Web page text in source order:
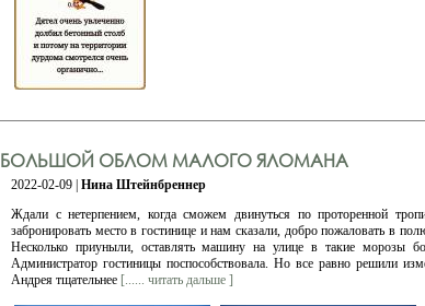
БОЛЬШОЙ ОБЛОМ МАЛОГО ЯЛОМАНА
2022-02-09 | Нина Штейнбреннер
Ждали с нетерпением, когда сможем двинуться по проторенной
забронировать место в гостинице и нам сказали, добро пожаловать в
Несколько приуныли, оставлять машину на улице в такие морозы
Администратор гостиницы поспособствовала. Но все равно решили
Андрея тщательнее [...... читать дальше ]